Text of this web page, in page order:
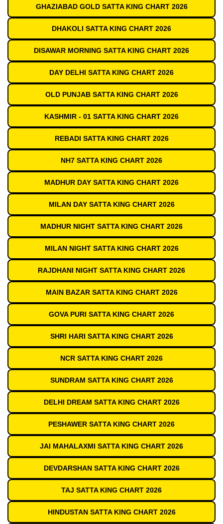
GHAZIABAD GOLD SATTA KING CHART 2026
DHAKOLI SATTA KING CHART 2026
DISAWAR MORNING SATTA KING CHART 2026
DAY DELHI SATTA KING CHART 2026
OLD PUNJAB SATTA KING CHART 2026
KASHMIR - 01 SATTA KING CHART 2026
REBADI SATTA KING CHART 2026
NH7 SATTA KING CHART 2026
MADHUR DAY SATTA KING CHART 2026
MILAN DAY SATTA KING CHART 2026
MADHUR NIGHT SATTA KING CHART 2026
MILAN NIGHT SATTA KING CHART 2026
RAJDHANI NIGHT SATTA KING CHART 2026
MAIN BAZAR SATTA KING CHART 2026
GOVA PURI SATTA KING CHART 2026
SHRI HARI SATTA KING CHART 2026
NCR SATTA KING CHART 2026
SUNDRAM SATTA KING CHART 2026
DELHI DREAM SATTA KING CHART 2026
PESHAWER SATTA KING CHART 2026
JAI MAHALAXMI SATTA KING CHART 2026
DEVDARSHAN SATTA KING CHART 2026
TAJ SATTA KING CHART 2026
HINDUSTAN SATTA KING CHART 2026